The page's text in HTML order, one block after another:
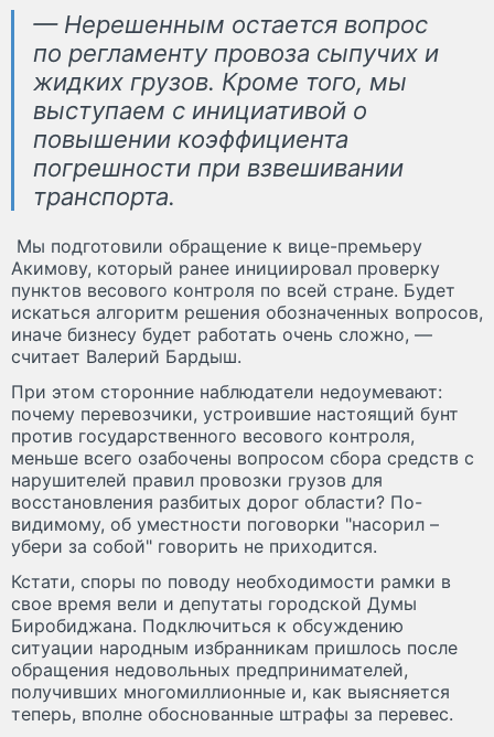
— Нерешенным остается вопрос
по регламенту провоза сыпучих и
жидких грузов. Кроме того, мы
выступаем с инициативой о
повышении коэффициента
погрешности при взвешивании
транспорта.
Мы подготовили обращение к вице-премьеру
Акимову, который ранее инициировал проверку
пунктов весового контроля по всей стране. Будет
искаться алгоритм решения обозначенных вопросов,
иначе бизнесу будет работать очень сложно, —
считает Валерий Бардыш.
При этом сторонние наблюдатели недоумевают:
почему перевозчики, устроившие настоящий бунт
против государственного весового контроля,
меньше всего озабочены вопросом сбора средств с
нарушителей правил провозки грузов для
восстановления разбитых дорог области? По-
видимому, об уместности поговорки "насорил –
убери за собой" говорить не приходится.
Кстати, споры по поводу необходимости рамки в
свое время вели и депутаты городской Думы
Биробиджана. Подключиться к обсуждению
ситуации народным избранникам пришлось после
обращения недовольных предпринимателей,
получивших многомиллионные и, как выясняется
теперь, вполне обоснованные штрафы за перевес.